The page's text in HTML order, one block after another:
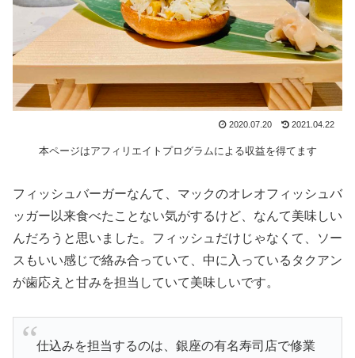
2020.07.20 2021.04.22
本ページはアフィリエイトプログラムによる収益を得てます
フィッシュバーガーなんて、マックのオレオフィッシュバ
ッガー以来食べたことない気がするけど、なんて美味しい
んだろうと思いました。フィッシュだけじゃなくて、ソー
スもいい感じで絡み合っていて、中に入っているタクアン
が歯応えと甘みを担当していて美味しいです。
仕込みを担当するのは、銀座の有名寿司店で修業